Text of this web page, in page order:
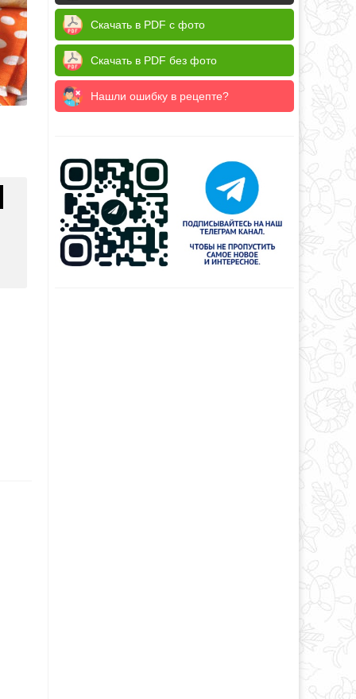
Скачать в PDF с фото
Скачать в PDF без фото
Нашли ошибку в рецепте?